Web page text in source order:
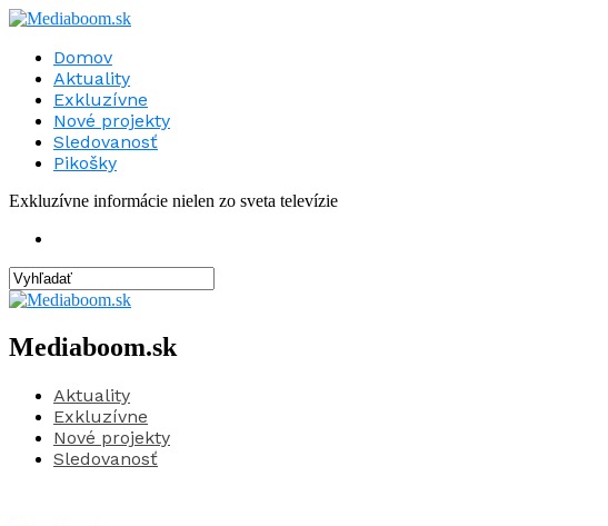
Domov
Aktuality
Exkluzívne
Nové projekty
Sledovanosť
Pikošky
Exkluzívne informácie nielen zo sveta televízie
Mediaboom.sk
Aktuality
Exkluzívne
Nové projekty
Sledovanosť